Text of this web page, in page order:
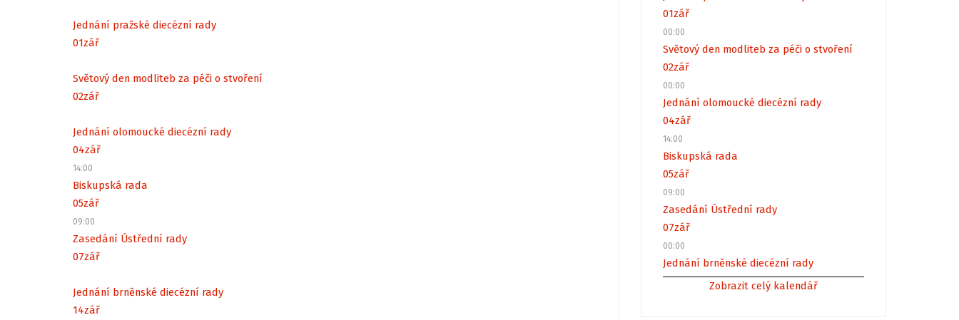
Jednání pražské diecézní rady
01zář
Světový den modliteb za péči o stvoření
02zář
Jednání olomoucké diecézní rady
04zář
14:00
Biskupská rada
05zář
09:00
Zasedání Ústřední rady
07zář
Jednání brněnské diecézní rady
14zář
01zář
00:00
Světový den modliteb za péči o stvoření
02zář
00:00
Jednání olomoucké diecézní rady
04zář
14:00
Biskupská rada
05zář
09:00
Zasedání Ústřední rady
07zář
00:00
Jednání brněnské diecézní rady
Zobrazit celý kalendář